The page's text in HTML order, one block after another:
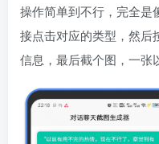
操作简单到不行，完全是
接点击对应的类型，然后
信息，最后截个图，一张